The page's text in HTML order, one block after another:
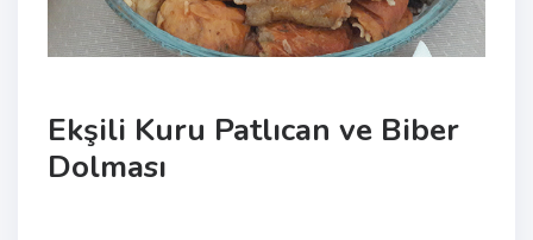
Ekşili Kuru Patlıcan ve Biber
Dolması